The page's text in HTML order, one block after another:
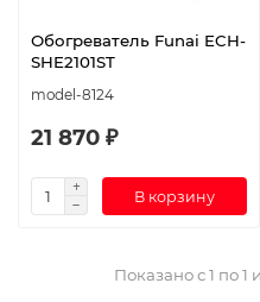
Обогреватель Funai ECH-
SHE2101ST
model-8124
21 870 ₽
В корзину
Показано с 1 по 1